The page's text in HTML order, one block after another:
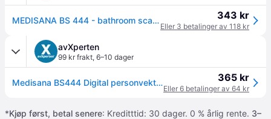
MEDISANA BS 444 - bathroom scales 343 kr
Eller 3 betalinger av 118 kr
avXperten
99 kr frakt, 6–10 dager
Medisana BS444 Digital personvekt med Bluetooth (180kg) 365 kr
Eller 6 betalinger av 64 kr
*Kjøp først, betal senere: Kreditttid: 30 dager. 0 % årlig rente. 3–